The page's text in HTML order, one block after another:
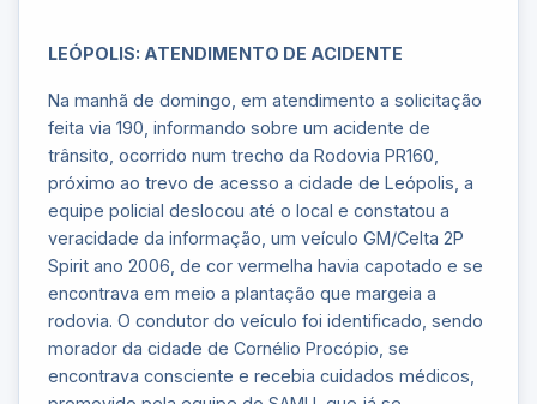
LEÓPOLIS: ATENDIMENTO DE ACIDENTE
Na manhã de domingo, em atendimento a solicitação
feita via 190, informando sobre um acidente de
trânsito, ocorrido num trecho da Rodovia PR160,
próximo ao trevo de acesso a cidade de Leópolis, a
equipe policial deslocou até o local e constatou a
veracidade da informação, um veículo GM/Celta 2P
Spirit ano 2006, de cor vermelha havia capotado e se
encontrava em meio a plantação que margeia a
rodovia. O condutor do veículo foi identificado, sendo
morador da cidade de Cornélio Procópio, se
encontrava consciente e recebia cuidados médicos,